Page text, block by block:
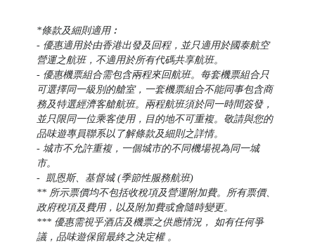
*條款及細則適用︰
- 優惠適用於由香港出發及回程，並只適用於國泰航空
營運之航班，不適用於所有代碼共享航班。
- 優惠機票組合需包含兩程來回航班。每套機票組合只
可選擇同一級別的艙室，一套機票組合不能同事包含商
務及特選經濟客艙航班。兩程航班須於同一時間簽發，
並只限同一位乘客使用，目的地不可重複。 敬請與您的
品味遊專員聯系以了解條款及細則之詳情。
-城市不允許重複，一個城市的不同機場視為同一城
市。
- 凱恩斯、基督城 (季節性服務航班)
** 所示票價均不包括收稅項及營運附加費。所有票價、
政府稅項及費用，以及附加費或會隨時變更。
*** 優惠需視乎酒店及機票之供應情況， 如有任何爭
議，品味遊保留最終之決定權 。